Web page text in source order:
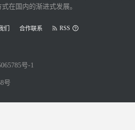
在国内的渐进式发展。
们 合作联系 RSS
号-1
号